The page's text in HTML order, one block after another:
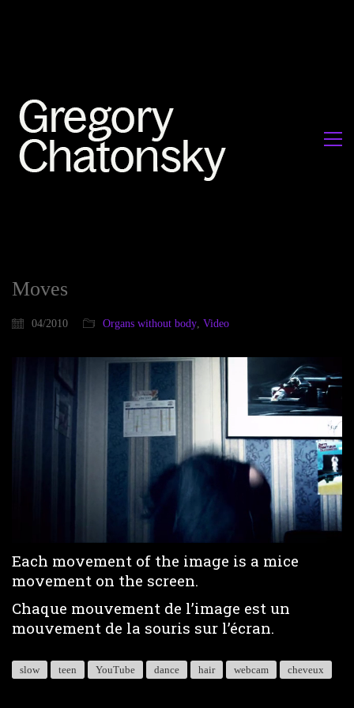
Moves
04/2010 Organs without body, Video
Loaded
Each movement of the image is a mice
movement on the screen.
Chaque mouvement de l’image est un
mouvement de la souris sur l’écran.
slow teen YouTube dance hair webcam cheveux